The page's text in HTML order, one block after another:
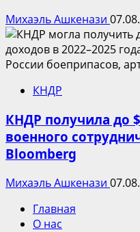
Михаэль Ашкенази
КНДР
КНДР получила до
военного
Bloomberg
Михаэль Ашкенази
Главная
О нас